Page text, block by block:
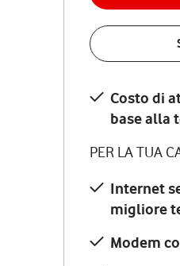
Costo di
base alla
PER LA TUA
Internet
migliore
Modem